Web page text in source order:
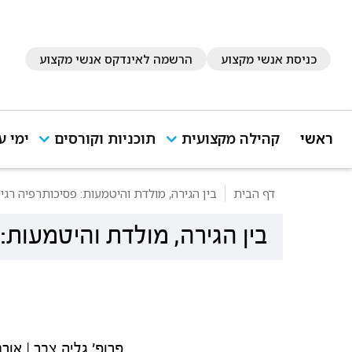
כניסת אנשי מקצוע הרשמה לאינדקס אנשי מקצוע
ראשי קהילה מקצועית תוכניות וקורסים ימי
דף הבית בין הגירה, מולדת והיטמעות: פסיכותרפיה
בין הגירה, מולדת